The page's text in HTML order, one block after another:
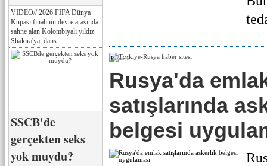
VIDEO// 2026 FIFA Dünya
Kupası finalinin devre arasında
sahne alan Kolombiyalı yıldız
Shakira'ya, dans ...
SSCB'de
gerçekten seks
yok muydu?
Реклама
Rusya'da
satışlarında
belgesi